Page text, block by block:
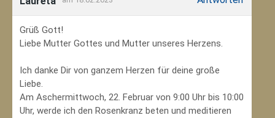
Grüß Gott!
Liebe Mutter Gottes und Mutter unseres Herzens.
Ich danke Dir von ganzem Herzen für deine große
Liebe.
Am Aschermittwoch, 22. Februar von 9:00 Uhr bis 10:00
Uhr, werde ich den Rosenkranz beten und meditieren